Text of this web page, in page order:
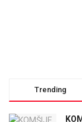
Trending